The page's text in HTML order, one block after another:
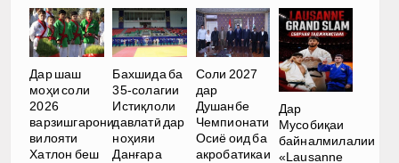
Дар шаш
моҳи соли
2026
варзишгарони
вилояти
Хатлон беш
Бахшида ба
35-солагии
Истиқлоли
давлатӣ дар
ноҳияи
Данғара
Соли 2027
дар
Душанбе
Чемпионати
Осиё оид ба
акробатикаи
Дар
Мусобиқаи
байналмилалии
«Lausanne